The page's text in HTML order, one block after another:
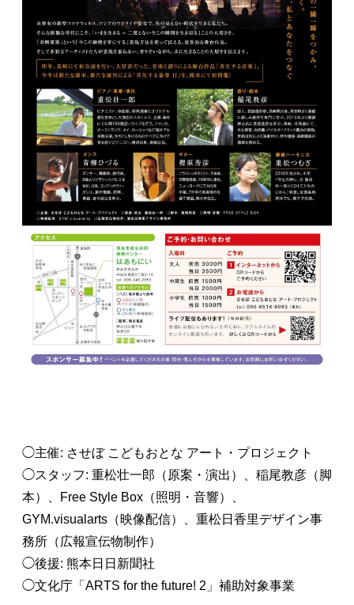
◯主催: させぼ こどもおとな アート・プロジェクト
◯スタッフ: 重松壮一郎（原案・演出）、稲尾教彦（脚
本）、Free Style Box（照明・音響）、
GYM.visualarts（映像配信）、重松日香里デザイン事
務所（広報宣伝物制作）
◯後援: 熊本日日新聞社
◯文化庁「ARTS for the future! 2」補助対象事業